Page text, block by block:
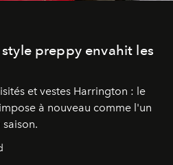
preppy envahit les
et vestes Harrington : le
à nouveau comme l'un